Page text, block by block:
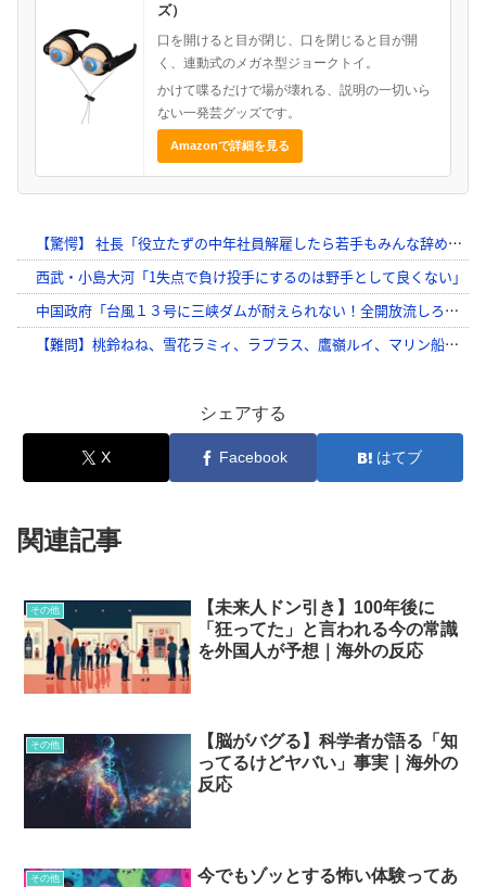
ズ）
口を開けると目が閉じ、口を閉じると目が開
く、連動式のメガネ型ジョークトイ。
かけて喋るだけで場が壊れる、説明の一切いら
ない一発芸グッズです。
Amazonで詳細を見る
シェアする
X Facebook はてブ
関連記事
その他
【未来人ドン引き】100年後に
「狂ってた」と言われる今の常識
を外国人が予想｜海外の反応
その他
【脳がバグる】科学者が語る「知
ってるけどヤバい」事実｜海外の
反応
その他
今でもゾッとする怖い体験ってあ